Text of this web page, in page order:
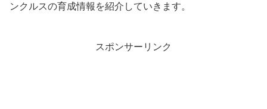
ンクルスの育成情報を紹介していきます。
スポンサーリンク